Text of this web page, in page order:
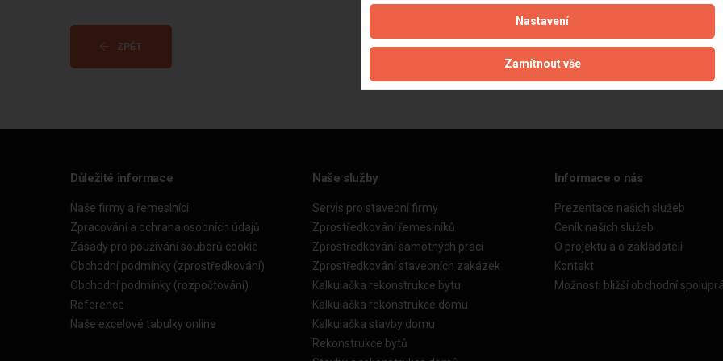
ZPĚT Aktualizováno z portálu ARES dne 03.12.2024 08:15:08
Důležité informace
Naše firmy a řemeslníci
Zpracování a ochrana osobních údajů
Zásady pro používání souborů cookie
Obchodní podmínky (zprostředkování)
Obchodní podmínky (rozpočtování)
Reference
Naše excelové tabulky online
Naše služby
Servis pro stavební firmy
Zprostředkování řemeslníků
Zprostředkování samotných prací
Zprostředkování stavebních zakázek
Kalkulačka rekonstrukce bytu
Kalkulačka rekonstrukce domu
Kalkulačka stavby domu
Rekonstrukce bytů
Informace o nás
Prezentace našich služeb
Ceník našich služeb
O projektu a o zakladateli
Kontakt
Možnosti bližší obchodní
Nastavení
Zamítnout vše